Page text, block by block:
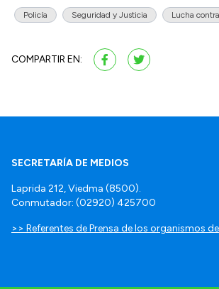
Policía Seguridad y Justicia Lucha
COMPARTIR EN:
SECRETARÍA DE MEDIOS
Laprida 212, Viedma (8500).
Conmutador: (02920) 425700
>> Referentes de Prensa de los organismos